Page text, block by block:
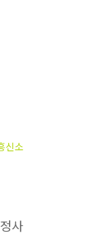
신소
사